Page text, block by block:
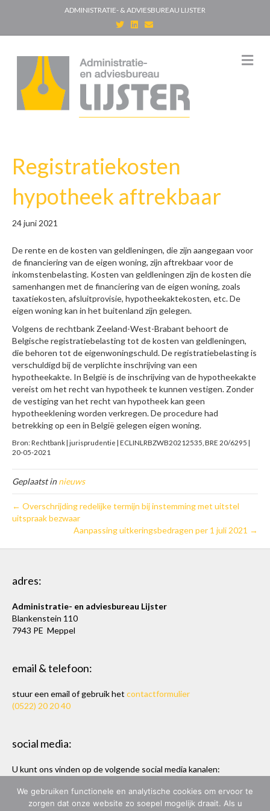
ADMINISTRATIE- & ADVIESBUREAU LIJSTER
T
w
i
e
r
n
d
i
n
E
m
a
M
e
Registratiekosten
hypotheek aftrekbaar
24 juni 2021
De rente en de kosten van geldleningen, die zijn aangegaan voor
de financiering van de eigen woning, zijn aftrekbaar voor de
inkomstenbelasting. Kosten van geldleningen zijn de kosten die
samenhangen met de financiering van de eigen woning, zoals
taxatiekosten, afsluitprovisie, hypotheekaktekosten, etc. De
eigen woning kan in het buitenland zijn gelegen.
Volgens de rechtbank Zeeland-West-Brabant behoort de
Belgische registratiebelasting tot de kosten van geldleningen,
die behoren tot de eigenwoningschuld. De registratiebelasting is
verschuldigd bij de verplichte inschrijving van een
hypotheekakte. In België is de inschrijving van de hypotheekakte
vereist om het recht van hypotheek te kunnen vestigen. Zonder
de vestiging van het recht van hypotheek kan geen
hypotheeklening worden verkregen. De procedure had
betrekking op een in België gelegen eigen woning.
Bron: Rechtbank | jurisprudentie | ECLINLRBZWB20212535, BRE 20/6295 |
20-05-2021
Geplaatst innieuws
← Overschrijding redelijke termijn bij instemming met uitstel
uitspraak bezwaar
Aanpassing uitkeringsbedragen per 1 juli 2021 →
adres:
Administratie- en adviesbureau Lijster
Blankenstein 110
7943 PE Meppel
email & telefoon:
stuur een email of gebruik het contactformulier
(0522) 20 20 40
social media:
U kunt ons vinden op de volgende social media kanalen:
We gebruiken functionele en analytische cookies om ervoor te
zorgen dat onze website zo soepel mogelijk draait. Als u